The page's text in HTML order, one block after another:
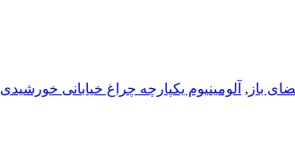
باز , آلومینیوم یکپارچه چراغ خیابانی خورشیدی